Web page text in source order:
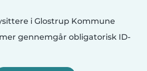
i Glostrup Kommune
gennemgår obligatorisk ID-